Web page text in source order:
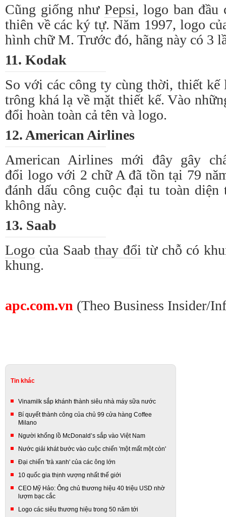
Cũng giống như Pepsi,logo ban đầu
thiên về các ký tự. Năm 1997, logo
hình chữ M. Trước đó, hãng này có 3
11. Kodak
So với các công ty cùng thời, thiết kế
trông khá lạ về mặt thiết kế. Vào
đổi hoàn toàn cả tên và logo.
12. American Airlines
American Airlines mới đây gây
đổi logo với 2 chữ A đã tồn tại 79
đánh dấu công cuộc đại tu toàn
không này.
13. Saab
Logo của Saabthay đổi từ chỗ có
khung.
apc.com.vn (Theo Business Insider/
Tin khác
Vinamilk sắp khánh thành siêu nhà máy sữa nước
Bí quyết thành công của chủ 99 cửa hàng Coffee
Milano
Người khổng lồ McDonald’s sắp vào Việt Nam
Nước giải khát bước vào cuộc chiến 'một mất một còn'
Đại chiến 'trà xanh' của các ông lớn
10 quốc gia thịnh vượng nhất thế giới
CEO Mỹ Hảo: Ông chủ thương hiệu 40 triệu USD nhờ
lượm bạc cắc
Logo các siêu thương hiệu trong 50 năm tới